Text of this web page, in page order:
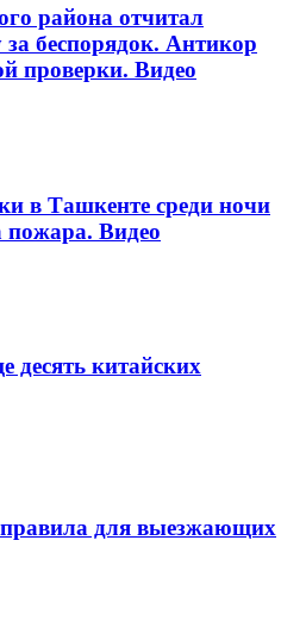
района отчитал
беспорядок. Антикор
проверки. Видео
в Ташкенте среди ночи
пожара. Видео
десять китайских
для выезжающих